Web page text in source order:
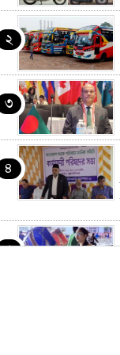
২
৩
৪
৫